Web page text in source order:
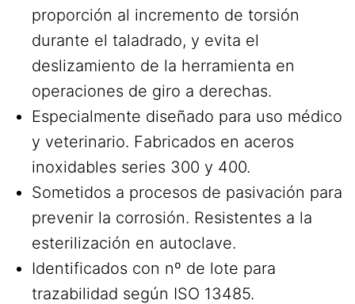
proporción al incremento de torsión
durante el taladrado, y evita el
deslizamiento de la herramienta en
operaciones de giro a derechas.
Especialmente diseñado para uso médico
y veterinario. Fabricados en aceros
inoxidables series 300 y 400.
Sometidos a procesos de pasivación para
prevenir la corrosión. Resistentes a la
esterilización en autoclave.
Identificados con nº de lote para
trazabilidad según ISO 13485.